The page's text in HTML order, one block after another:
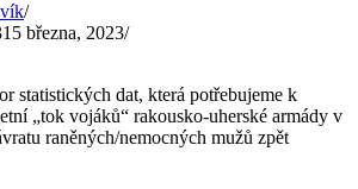
15 března, 2023
statistických dat, která potřebujeme k
„tok vojáků“ rakousko-uherské armády v
raněných/nemocných mužů zpět